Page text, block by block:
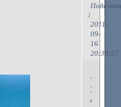
1
2011-
09-
16
20:38:27
Какое
у
вас